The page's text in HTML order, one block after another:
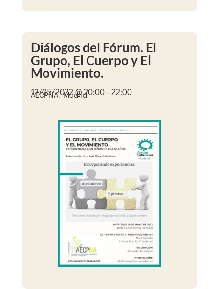
Diálogos del Fórum. El
Grupo, El Cuerpo y El
Movimiento.
12/05/2022 @ 20:00 - 22:00
AECPNA. Madrid